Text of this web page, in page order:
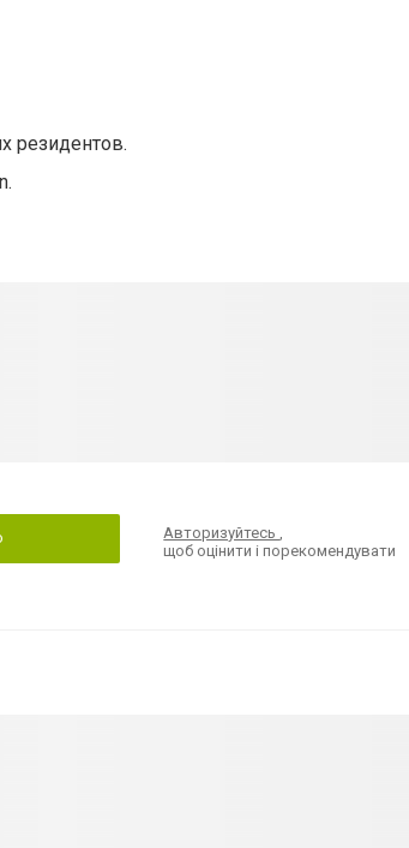
резидентов.
Авторизуйтесь,
щоб оцінити і порекомендувати